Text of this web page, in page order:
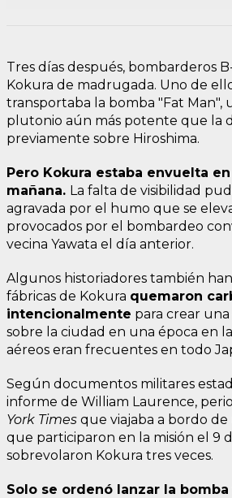
Tres días después, bombarderos
Kokura de madrugada. Uno de
transportaba la bomba "Fat Man",
plutonio aún más potente que la
previamente sobre Hiroshima.
Pero Kokura estaba envuelta
mañana. La falta de visibilidad
agravada por el humo que se
provocados por el bombardeo
vecina Yawata el día anterior.
Algunos historiadores también
fábricas de Kokura quemaron
intencionalmente para crear
sobre la ciudad en una época en
aéreos eran frecuentes en todo
Según documentos militares
informe de William Laurence,
York Times que viajaba a bordo de
que participaron en la misión el 9
sobrevolaron Kokura tres veces.
Solo se ordenó lanzar la bomba